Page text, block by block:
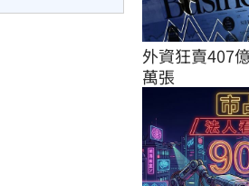
外資狂賣407
萬張